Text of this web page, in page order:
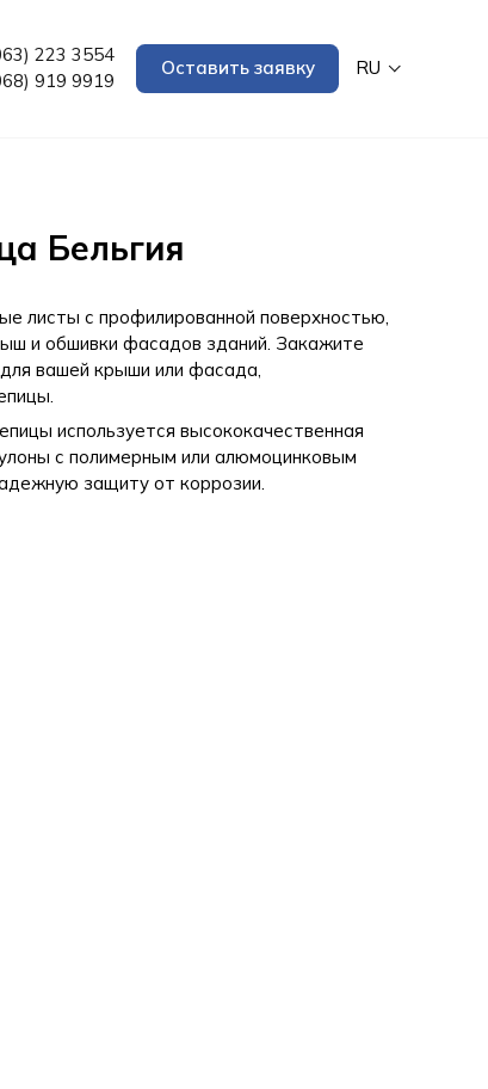
223 3554
919 9919
Оставить заявку RU
Бельгия
листы с профилированной поверхностью,
и обшивки фасадов зданий. Закажите
вашей крыши или фасада,
используется высококачественная
с полимерным или алюмоцинковым
защиту от коррозии.